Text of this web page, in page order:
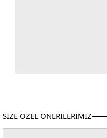
SİZE ÖZEL ÖNERİLERİMİZ